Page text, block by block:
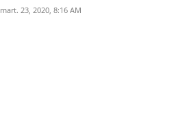
mart. 23, 2020, 8:16 AM